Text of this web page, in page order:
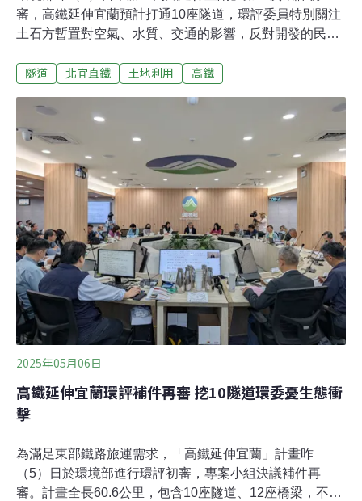
審，高鐵延伸宜蘭預計打通10座隧道，環評委員特別關注
土石方暫置對空氣、水質、交通的影響，反對開發的民眾
意扭曲。該案最後通過環評初審，專案小組要求補充說明
施。關注挖隧道土石方「暫置」最長一年 環委：非常大的
環境負荷交通部2020年提出「高鐵延伸宜蘭」計畫，路線
自南港站出發，預計避開翡翠水庫集水區，經新北汐止、
平溪、雙溪、貢寮進入宜蘭頭城，並設站於宜蘭縣府東南
側，將打通10段隧道、設置12座橋梁。該案昨日進入「高
鐵延伸宜蘭計畫環境影響評估報告書」第二次初審。鐵道
局預估，工程將產生627萬立方公尺剩餘土石方，暫置在
隧道洞口、工程路權用地等32處，及高鐵宜蘭特區。環委
江康鈺強調，環說書未提土石方暫置可能的環境影響，是
施工階段非常大的環境負荷，要求業者進一
隧道 北宜直鐵 土地利用 高鐵
2025年05月06日
高鐵延伸宜蘭環評補件再審 挖10隧道環委憂生態衝
擊
為滿足東部鐵路旅運需求，「高鐵延伸宜蘭」計畫昨
（5）日於環境部進行環評初審，專案小組決議補件再
審。計畫全長60.6公里，包含10座隧道、12座橋梁，不少